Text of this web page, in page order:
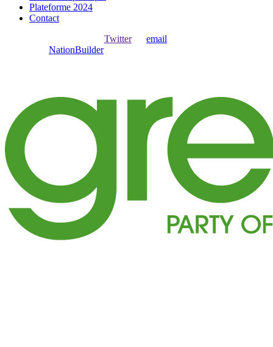
Plateforme 2024
Contact
Twitterou email
NationBuilder